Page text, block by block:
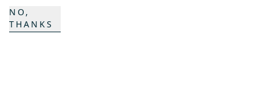
K COMPOSITES
NO,
THANKS